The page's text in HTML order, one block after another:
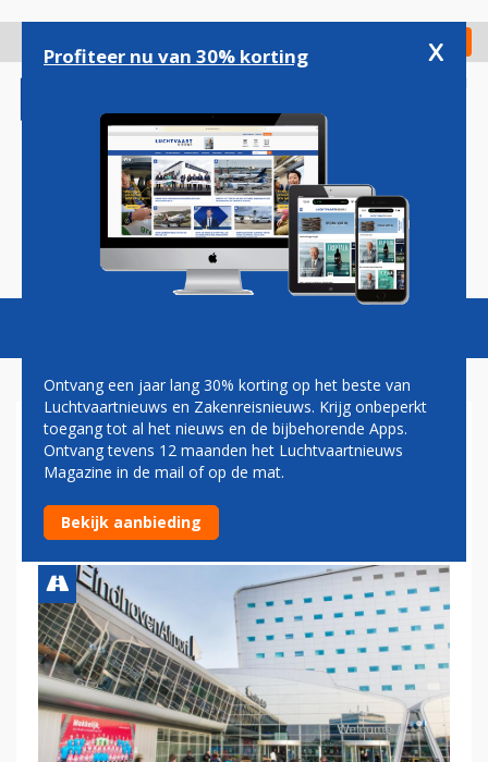
gaan
Check in
Magazine Podcasts Vacatures
VLIEGVERKEER EINDHOVEN
AIRPORT ENIGE TIJD
VERSTOORD
Profiteer nu van 30% korting x
Ontvang een jaar lang 30% korting op het beste van
Luchtvaartnieuws en Zakenreisnieuws. Krijg onbeperkt
toegang tot al het nieuws en de bijbehorende Apps.
Ontvang tevens 12 maanden het Luchtvaartnieuws
Magazine in de mail of op de mat.
Bekijk aanbieding